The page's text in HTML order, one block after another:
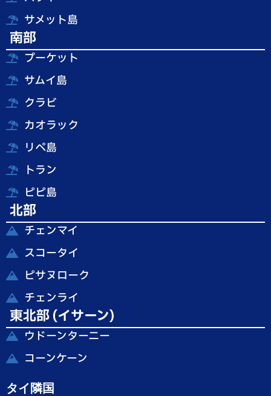
サメット島
南部
プーケット
サムイ島
クラビ
カオラック
リペ島
トラン
ピピ島
北部
チェンマイ
スコータイ
ピサヌローク
チェンライ
東北部 (イサーン)
ウドーンターニー
コーンケーン
タイ隣国